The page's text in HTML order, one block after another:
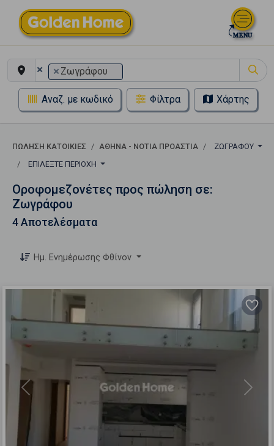
× × Ζωγράφου
Αναζ. με κωδικό Φίλτρα Χάρτης
ΠΏΛΗΣΗ ΚΑΤΟΙΚΊΕΣ ΑΘΉΝΑ - ΝΌΤΙΑ ΠΡΟΆΣΤΙΑ
ΖΩΓΡΆΦΟΥ
ΕΠΙΛΈΞΤΕ ΠΕΡΙΟΧΉ
Οροφομεζονέτες προς πώληση σε:
Ζωγράφου
4 Αποτελέσματα
Ημ. Ενημέρωσης Φθίνον
Previous Next